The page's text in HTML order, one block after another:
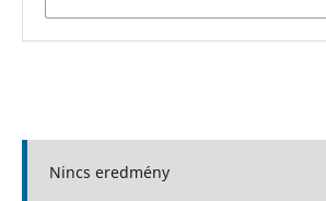
Nincs eredmény